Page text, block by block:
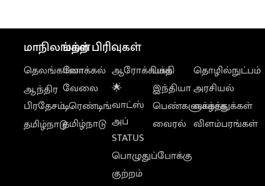
மாநிலங்கள்
தெலங்கானா
ஆந்திர
பிரதேசம்
தமிழ்நாடு
மற்ற பிரிவுகள்
லோக்கல்
வேலை
டிரெண்டிங்
தமிழ்நாடு
ஆரோக்கியம்
🌟
வாட்ஸ்
அப்
STATUS
பொழுதுப்போக்கு
குற்றம்
பக்தி
இந்தியா
பெண்களுக்காக
வைரல்
தொழில்நுட்பம்
அரசியல்
வாழ்த்துக்கள்
விளம்பரங்கள்